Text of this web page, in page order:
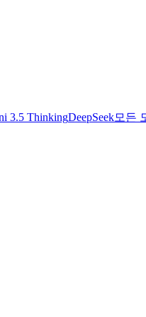
3.5 ThinkingDeepSeek모든